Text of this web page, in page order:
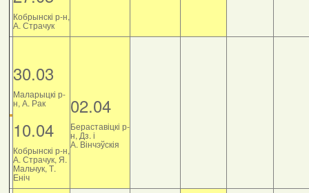
Кобрынскі р-н,
А. Страчук
30.03
Маларыцкі р-
н, А. Рак
10.04
Кобрынскі р-н,
А. Страчук, Я.
Мальчук, Т.
Еніч
02.04
Бераставіцкі р-
н, Дз. і
А. Вінчэўскія